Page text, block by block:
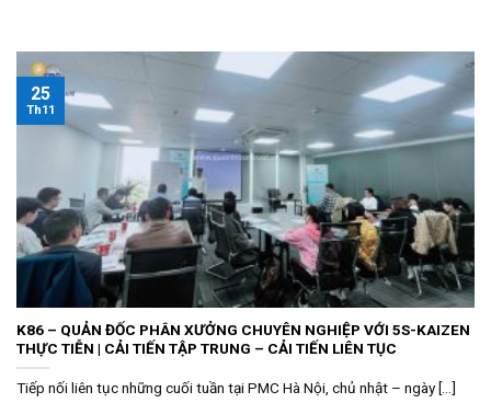
K86 – QUẢN ĐỐC PHÂN XƯỞNG CHUYÊN NGHIỆP VỚI 5S-KAIZEN
THỰC TIỄN | CẢI TIẾN TẬP TRUNG – CẢI TIẾN LIÊN TỤC
Tiếp nối liên tục những cuối tuần tại PMC Hà Nội, chủ nhật – ngày [...]
25
Th11